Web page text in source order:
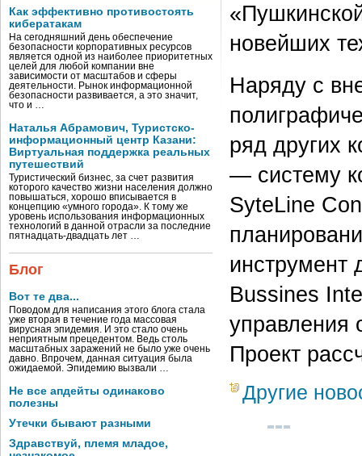
Как эффективно противостоять
кибератакам
На сегодняшний день обеспечение
безопасности корпоративных ресурсов
является одной из наиболее приоритетных
целей для любой компании вне
зависимости от масштабов и сферы
деятельности. Рынок информационной
безопасности развивается, а это значит,
что и …
Наталья Абрамович, Туристско-
информационный центр Казани:
Виртуальная поддержка реальных
путешествий
Туристический бизнес, за счет развития
которого качество жизни населения должно
повышаться, хорошо вписывается в
концепцию «умного города». К тому же
уровень использования информационных
технологий в данной отрасли за последние
пятнадцать-двадцать лет …
Блог
Вот те два...
Поводом для написания этого блога стала
уже вторая в течение года массовая
вирусная эпидемия. И это стало очень
неприятным прецедентом. Ведь столь
масштабных заражений не было уже очень
давно. Впрочем, данная ситуация была
ожидаемой. Эпидемию вызвали …
Не все апдейты одинаково
полезны
Утечки бывают разными
Здравствуй, племя младое,
новейших
Наряду с
ряд других
— систему
SyteLine
инструмент
Bussines
управления
Проект
Другие